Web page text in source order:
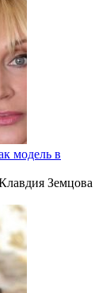
модель в
Земцова